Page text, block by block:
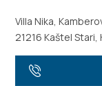
Villa Nika,
21216 Kaštel Stari,